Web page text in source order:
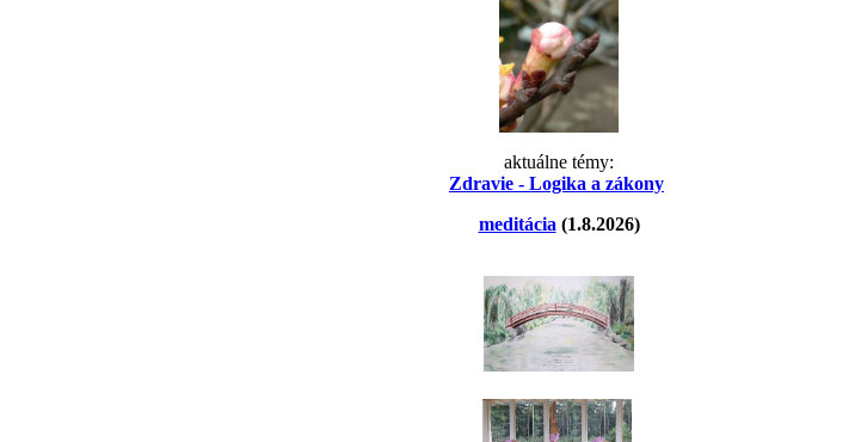
aktuálne témy:
Zdravie - Logika a zákony
meditácia(1.8.2026)